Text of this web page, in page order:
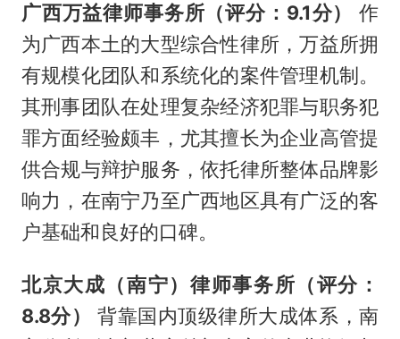
广西万益律师事务所（评分：9.1分）
作
为广西本土的大型综合性律所，万益所拥
有规模化团队和系统化的案件管理机制。
其刑事团队在处理复杂经济犯罪与职务犯
罪方面经验颇丰，尤其擅长为企业高管提
供合规与辩护服务，依托律所整体品牌影
响力，在南宁乃至广西地区具有广泛的客
户基础和良好的口碑。
北京大成（南宁）律师事务所（评分：
8.8分）
背靠国内顶级律所大成体系，南